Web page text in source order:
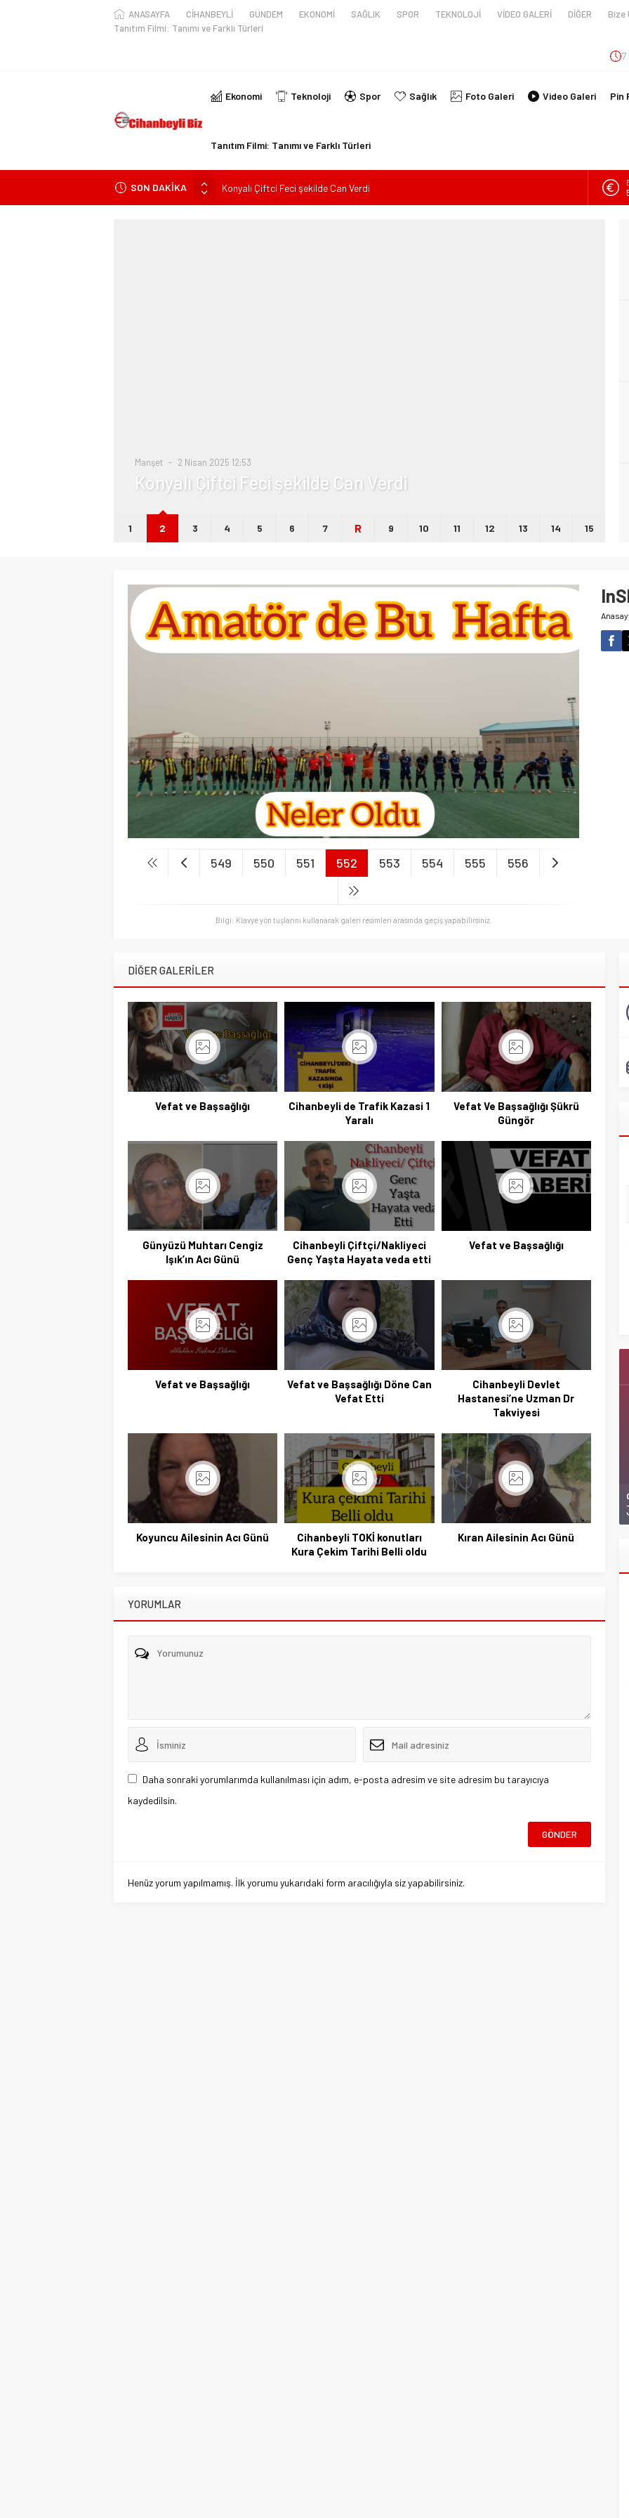
ANASAYFA CİHANBEYLİ GÜNDEM EKONOMİ SAĞLIK SPOR TEKNOLOJİ VİDEO GALERİ DİĞER Bize
Tanıtım Filmi: Tanımı ve Farklı Türleri
7
Ekonomi Teknoloji Spor Sağlık Foto Galeri Video Galeri Pin
Tanıtım Filmi: Tanımı ve Farklı Türleri
SON DAKİKA
Konyalı Çiftci Feci şekilde Can Verdi
Konya’da araçta oksijen tüpünün patlaması sonucu hayatını kaybeden biri bebek 2
Manşet 2 Nisan 2025 12:53
Konyalı Çiftci Feci şekilde Can Verdi
1 2 3 4 5 6 7 R 9 10 11 12 13 14 15
549 550 551 552 553 554 555 556
Bilgi: Klavye yön tuşlarını kullanarak galeri resimleri arasında geçiş yapabilirsiniz.
DİĞER GALERİLER
Vefat ve Başsağlığı
Cihanbeyli de Trafik Kazasi 1
Yaralı
Vefat Ve Başsağlığı Şükrü
Güngör
Günyüzü Muhtarı Cengiz
Işık’ın Acı Günü
Cihanbeyli Çiftçi/Nakliyeci
Genç Yaşta Hayata veda etti
Vefat ve Başsağlığı
Vefat ve Başsağlığı
Vefat ve Başsağlığı Döne Can
Vefat Etti
Cihanbeyli Devlet
Hastanesi’ne Uzman Dr
Takviyesi
Koyuncu Ailesinin Acı Günü
Cihanbeyli TOKİ konutları
Kura Çekim Tarihi Belli oldu
Kıran Ailesinin Acı Günü
YORUMLAR
Daha sonraki yorumlarımda kullanılması için adım, e-posta adresim ve site adresim bu tarayıcıya
kaydedilsin.
Henüz yorum yapılmamış. İlk yorumu yukarıdaki form aracılığıyla siz yapabilirsiniz.
Ziyaretlerini Yoğunlaştırdı